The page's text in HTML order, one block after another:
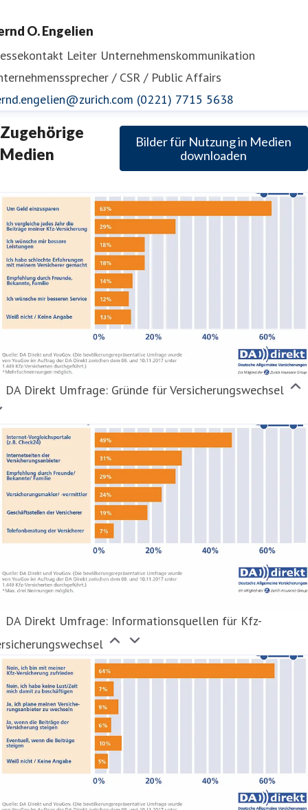
O. Engelien
Leiter Unternehmenskommunikation
/ CSR / Public Affairs
(0221) 7715 5638
Zugehörige
Medien
Bilder für Nutzung in Medien
downloaden
DA Direkt Umfrage: Gründe für Versicherungswechsel
DA Direkt Umfrage: Informationsquellen für Kfz-